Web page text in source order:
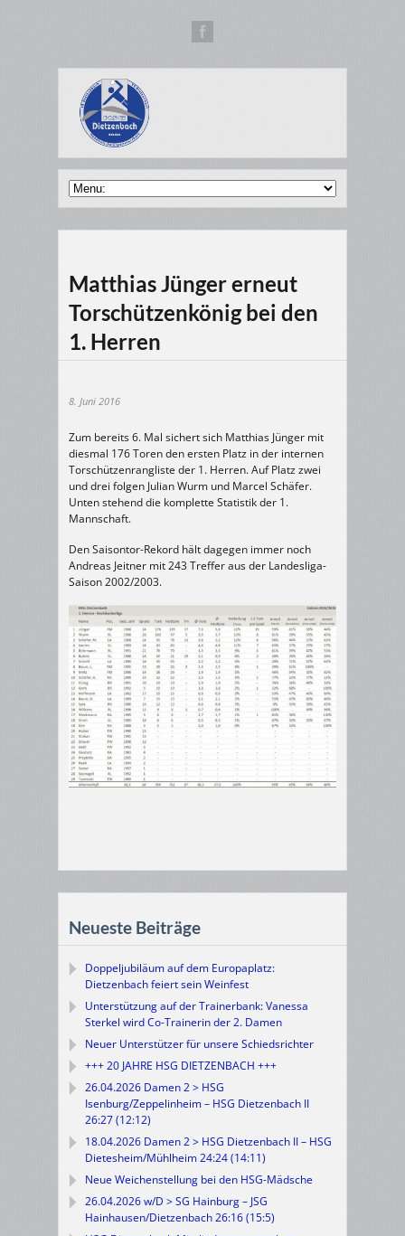
Matthias Jünger erneut
Torschützenkönig bei den
1. Herren
8. Juni 2016
Zum bereits 6. Mal sichert sich Matthias Jünger mit
diesmal 176 Toren den ersten Platz in der internen
Torschützenrangliste der 1. Herren. Auf Platz zwei
und drei folgen Julian Wurm und Marcel Schäfer.
Unten stehend die komplette Statistik der 1.
Mannschaft.
Den Saisontor-Rekord hält dagegen immer noch
Andreas Jeitner mit 243 Treffer aus der Landesliga-
Saison 2002/2003.
Neueste Beiträge
Doppeljubiläum auf dem Europaplatz:
Dietzenbach feiert sein Weinfest
Unterstützung auf der Trainerbank: Vanessa
Sterkel wird Co-Trainerin der 2. Damen
Neuer Unterstützer für unsere Schiedsrichter
+++ 20 JAHRE HSG DIETZENBACH +++
26.04.2026 Damen 2 > HSG
Isenburg/Zeppelinheim – HSG Dietzenbach II
26:27 (12:12)
18.04.2026 Damen 2 > HSG Dietzenbach II – HSG
Dietesheim/Mühlheim 24:24 (14:11)
Neue Weichenstellung bei den HSG-Mädsche
26.04.2026 w/D > SG Hainburg – JSG
Hainhausen/Dietzenbach 26:16 (15:5)